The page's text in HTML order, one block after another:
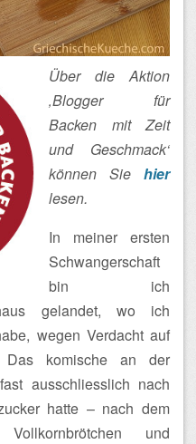
Über die Aktion
‚Blogger für
Backen mit Zeit
und Geschmack‘
können Sie hier
lesen.
In meiner ersten
Schwangerschaft
bin ich
gelandet, wo ich
wegen Verdacht auf
Das komische an der
ausschliesslich nach
hatte – nach dem
Vollkornbrötchen und